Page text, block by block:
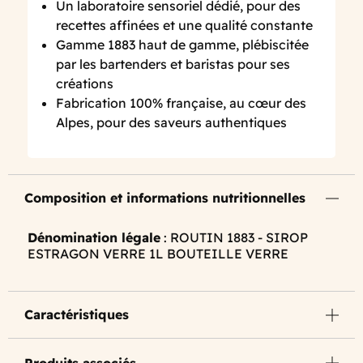
Un laboratoire sensoriel dédié, pour des
recettes affinées et une qualité constante
Gamme 1883 haut de gamme, plébiscitée
par les bartenders et baristas pour ses
créations
Fabrication 100% française, au cœur des
Alpes, pour des saveurs authentiques
Composition et informations nutritionnelles
Dénomination légale : ROUTIN 1883 - SIROP
ESTRAGON VERRE 1L BOUTEILLE VERRE
Caractéristiques